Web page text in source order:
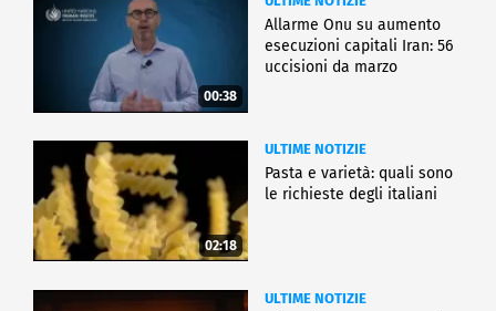
00:38
Allarme Onu su aumento
esecuzioni capitali Iran: 56
uccisioni da marzo
02:18
ULTIME NOTIZIE
Pasta e varietà: quali sono
le richieste degli italiani
ULTIME NOTIZIE